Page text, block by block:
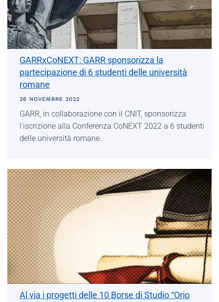
GARRxCoNEXT: GARR sponsorizza la
partecipazione di 6 studenti delle università
romane
26 NOVEMBRE 2022
GARR, in collaborazione con il CNIT, sponsorizza
l'iscrizione alla Conferenza CoNEXT 2022 a 6 studenti
delle università romane.
Al via i progetti delle 10 Borse di Studio “Orio